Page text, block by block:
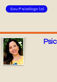
Sou Psicólogo (a)